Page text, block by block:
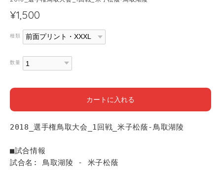
¥1,500
種類
数量
カートに入れる
2018_選手権鳥取大会_1回戦_米子松蔭-鳥取湖陵
■試合情報
試合名: 鳥取湖陵 - 米子松蔭